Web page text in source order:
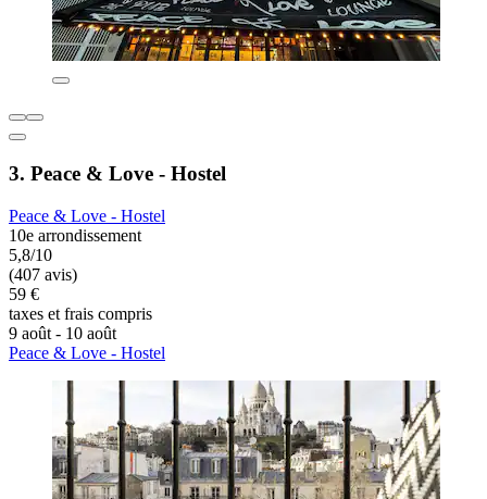
3. Peace & Love - Hostel
Peace & Love - Hostel
10e arrondissement
5,8/10
(407 avis)
59 €
taxes et frais compris
9 août - 10 août
Peace & Love - Hostel